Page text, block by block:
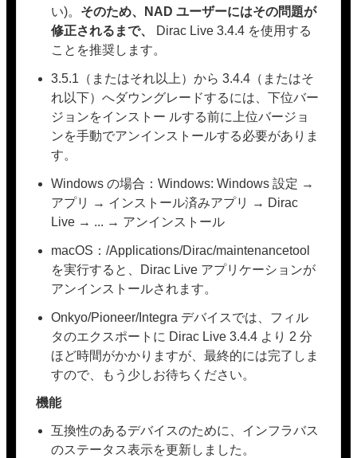
い)。 そのため、NAD ユーザーにはその問題が
修正されるまで、
Dirac Live 3.4.4 を使用する
ことを推奨します。
3.5.1（またはそれ以上）から 3.4.4（またはそ
れ以下）へダウングレードするには、下位バー
ジョンをインストー ルする前に上位バージョ
ンを手動でアンインストールする必要がありま
す。
Windows の場合：Windows: Windows 設定 →
アプリ → インストール済みアプリ → Dirac
Live → ... → アンインストール
macOS：/Applications/Dirac/maintenancetool
を実行すると、Dirac Live アプリケーションが
アンインストールされます。
Onkyo/Pioneer/Integra デバイスでは、フィル
タのエクスポートに Dirac Live 3.4.4 より 2 分
ほど時間がかかりますが、最終的には完了しま
すので、もう少しお待ちください。
機能
互換性のあるデバイスのために、インフラバス
のステータス表示を更新しました。